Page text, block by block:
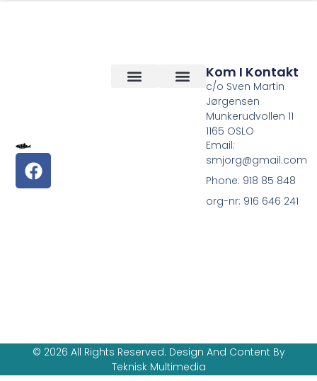
Kom I Kontakt
c/o Sven Martin
Jørgensen
Munkerudvollen 11
1165 OSLO
Email:
smjorg@gmail.com
Phone: 918 85 848
org-nr: 916 646 241
© 2026 All Rights Reserved. Design And Content By
Teknisk Multimedia